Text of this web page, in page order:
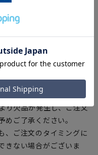
予めご了承ください。
載しております。一
また撮影時の室内外の光
色味が異なる場合がござ
共有しております関係
り欠品が発生し、ご注文
ご了承ください。
、ご注文のタイミングに
きない場合がございま